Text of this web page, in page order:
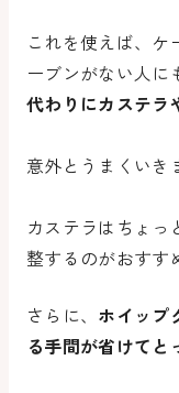
これを使えば、ケ
ーブンがない人に
代わりにカステラ
意外とうまくいき
カステラはちょっ
整するのがおすす
さらに、 ホイップ
る手間が省けてと